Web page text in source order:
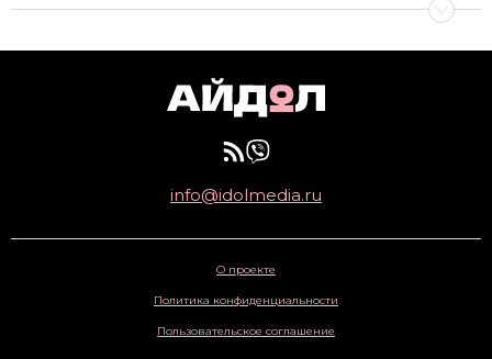
info@idolmedia.ru
О проекте
Политика конфиденциальности
Пользовательское соглашение